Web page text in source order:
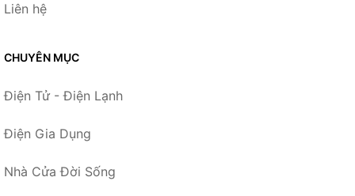
Liên hệ
CHUYÊN MỤC
Điện Tử - Điện Lạnh
Điện Gia Dụng
Nhà Cửa Đời Sống